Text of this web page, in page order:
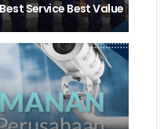
Service Best Value